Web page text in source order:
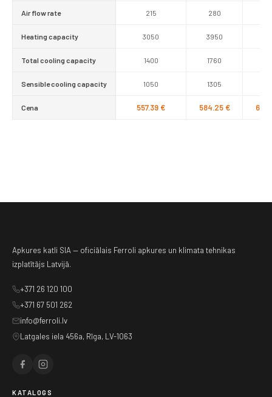
Air flow rate 215 280
Heating capacity 3050 3950
Total cooling capacity 1400 1760
Sensible cooling capacity 1050 1305
Cena 557.39 € 584.25 €
Apkures katli SIA — oficiālais Ferroli apkures un klimata tehnikas
izplatītājs Latvijā.
+371 26 120 100
+371 67 501 262
info@ferroli.lv
Latgales iela 456a, Rīga, LV-1063
KATALOGS